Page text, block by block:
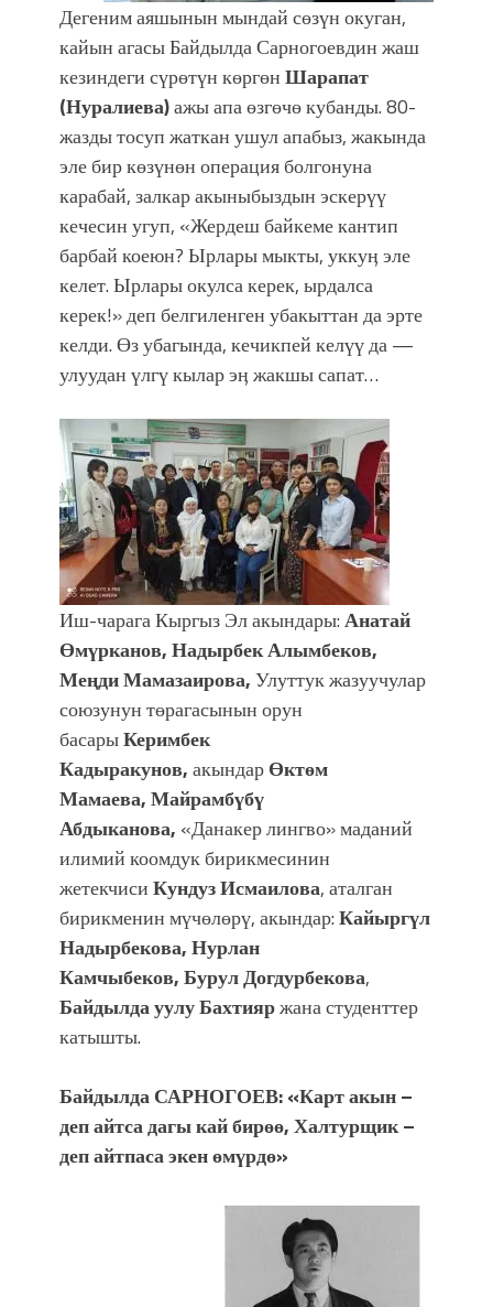
Дегеним аяшынын мындай сөзүн окуган,
кайын агасы Байдылда Сарногоевдин жаш
кезиндеги сүрөтүн көргөнШарапат
(Нуралиева)ажы апа өзгөчө кубанды. 80-
жазды тосуп жаткан ушул апабыз, жакында
эле бир көзүнөн операция болгонуна
карабай, залкар акыныбыздын эскерүү
кечесин угуп, «Жердеш байкеме кантип
барбай коеюн? Ырлары мыкты, уккуӊ эле
келет. Ырлары окулса керек, ырдалса
керек!» деп белгиленген убакыттан да эрте
келди. Өз убагында, кечикпей келүү да —
улуудан үлгү кылар эӊ жакшы сапат…
Иш-чарага Кыргыз Эл акындары:Анатай
Өмүрканов, Надырбек Алымбеков,
Меңди Мамазаирова,Улуттук жазуучулар
союзунун төрагасынын орун
басарыКеримбек
Кадыракунов,акындарӨктөм
Мамаева,Майрамбүбү
Абдыканова, «Данакер лингво» маданий
илимий коомдук бирикмесинин
жетекчисиКундуз Исмаилова, аталган
бирикменин мүчөлөрү, акындар:Кайыргүл
Надырбекова, Нурлан
Камчыбеков,Бурул Догдурбекова,
Байдылда уулу Бахтияржана студенттер
катышты.
Байдылда САРНОГОЕВ: «Карт акын –
деп айтса дагы кай бирөө, Халтурщик –
деп айтпаса экен өмүрдө»